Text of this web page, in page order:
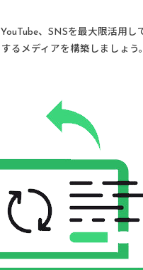
、SNSを最大限活用し
るメディアを構築しましょう